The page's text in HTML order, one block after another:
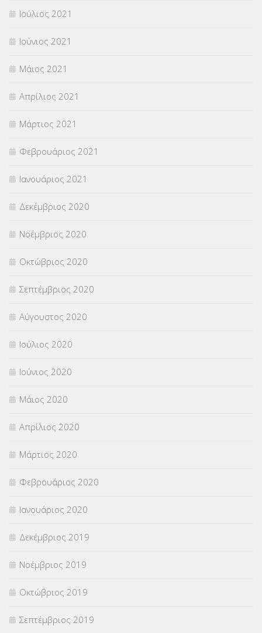
Ιούλιος 2021
Ιούνιος 2021
Μάιος 2021
Απρίλιος 2021
Μάρτιος 2021
Φεβρουάριος 2021
Ιανουάριος 2021
Δεκέμβριος 2020
Νοέμβριος 2020
Οκτώβριος 2020
Σεπτέμβριος 2020
Αύγουστος 2020
Ιούλιος 2020
Ιούνιος 2020
Μάιος 2020
Απρίλιος 2020
Μάρτιος 2020
Φεβρουάριος 2020
Ιανουάριος 2020
Δεκέμβριος 2019
Νοέμβριος 2019
Οκτώβριος 2019
Σεπτέμβριος 2019